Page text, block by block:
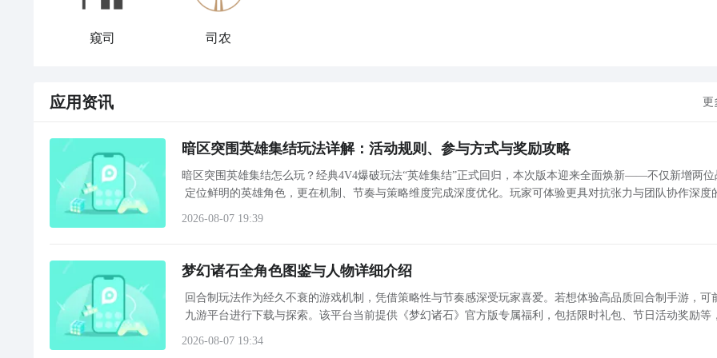
窥司 司农
应用资讯 更
暗区突围英雄集结玩法详解：活动规则、参与方式与奖励攻略
暗区突围英雄集结怎么玩？经典4V4爆破玩法“英雄集结”正式回归，本次版本迎来全面焕新——不仅新增两位
定位鲜明的英雄角色，更在机制、节奏与策略维度完成深度优化。玩家可体验更具对抗张力与团队协作深度
2026-08-07 19:39
梦幻诸石全角色图鉴与人物详细介绍
回合制玩法作为经久不衰的游戏机制，凭借策略性与节奏感深受玩家喜爱。若想体验高品质回合制手游，可
九游平台进行下载与探索。该平台当前提供《梦幻诸石》官方版专属福利，包括限时礼包、节日活动奖励等
2026-08-07 19:34